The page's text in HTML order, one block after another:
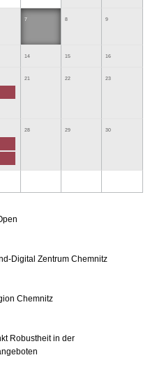
7 8 9
14 15 16
21 22 23
28 29 30
Digital Zentrum Chemnitz
Chemnitz
Robustheit in der